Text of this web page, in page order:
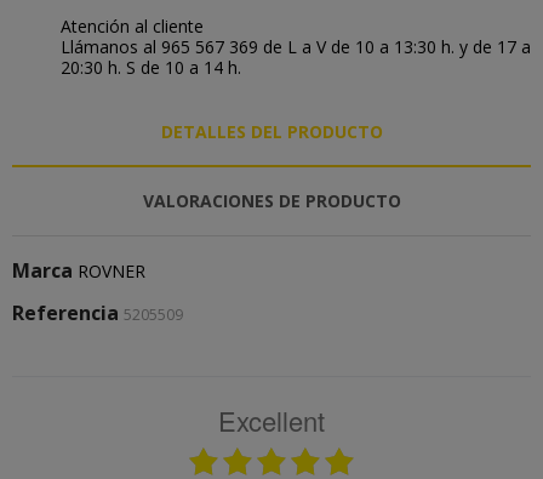
Atención al cliente
Llámanos al 965 567 369 de L a V de 10 a 13:30 h. y de 17 a
20:30 h. S de 10 a 14 h.
DETALLES DEL PRODUCTO
VALORACIONES DE PRODUCTO
Marca ROVNER
Referencia 5205509
Excellent